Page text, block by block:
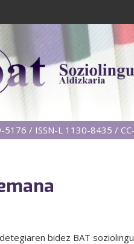
5176 / ISSN-L 1130-8435 /
bidez BAT